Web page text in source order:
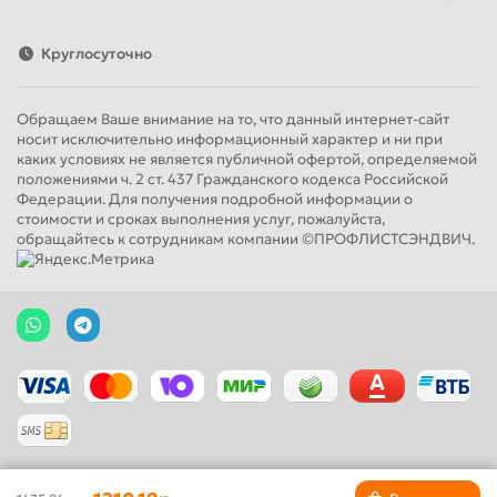
Круглосуточно
Обращаем Ваше внимание на то, что данный интернет-сайт
носит исключительно информационный характер и ни при
каких условиях не является публичной офертой, определяемой
положениями ч. 2 ст. 437 Гражданского кодекса Российской
Федерации. Для получения подробной информации о
стоимости и сроках выполнения услуг, пожалуйста,
обращайтесь к сотрудникам компании ©ПРОФЛИСТСЭНДВИЧ.